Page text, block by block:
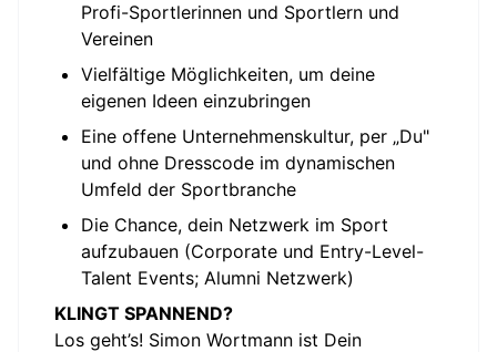
Profi-Sportlerinnen und Sportlern und
Vereinen
Vielfältige Möglichkeiten, um deine
eigenen Ideen einzubringen
Eine offene Unternehmenskultur, per „Du"
und ohne Dresscode im dynamischen
Umfeld der Sportbranche
Die Chance, dein Netzwerk im Sport
aufzubauen (Corporate und Entry-Level-
Talent Events; Alumni Netzwerk)
KLINGT SPANNEND?
Los geht’s! Simon Wortmann ist Dein